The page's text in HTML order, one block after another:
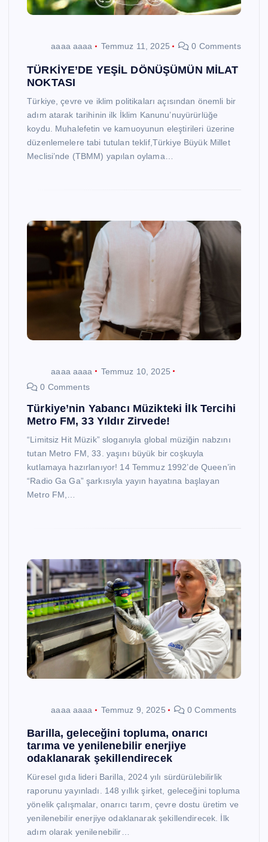
aaaa aaaa Temmuz 11, 2025 0 Comments
TÜRKİYE’DE YEŞİL DÖNÜŞÜMÜN MİLAT
NOKTASI
Türkiye, çevre ve iklim politikaları açısından önemli bir
adım atarak tarihinin ilk İklim Kanunu’nuyürürlüğe
koydu. Muhalefetin ve kamuoyunun eleştirileri üzerine
düzenlemelere tabi tutulan teklif,Türkiye Büyük Millet
Meclisi’nde (TBMM) yapılan oylama…
aaaa aaaa
Temmuz 10, 2025
0 Comments
Türkiye’nin Yabancı Müzikteki İlk Tercihi
Metro FM, 33 Yıldır Zirvede!
“Limitsiz Hit Müzik” sloganıyla global müziğin nabzını
tutan Metro FM, 33. yaşını büyük bir coşkuyla
kutlamaya hazırlanıyor! 14 Temmuz 1992’de Queen’in
“Radio Ga Ga” şarkısıyla yayın hayatına başlayan
Metro FM,…
aaaa aaaa Temmuz 9, 2025 0 Comments
Barilla, geleceğini topluma, onarıcı
tarıma ve yenilenebilir enerjiye
odaklanarak şekillendirecek
Küresel gıda lideri Barilla, 2024 yılı sürdürülebilirlik
raporunu yayınladı. 148 yıllık şirket, geleceğini topluma
yönelik çalışmalar, onarıcı tarım, çevre dostu üretim ve
yenilenebilir enerjiye odaklanarak şekillendirecek. İlk
adım olarak yenilenebilir…